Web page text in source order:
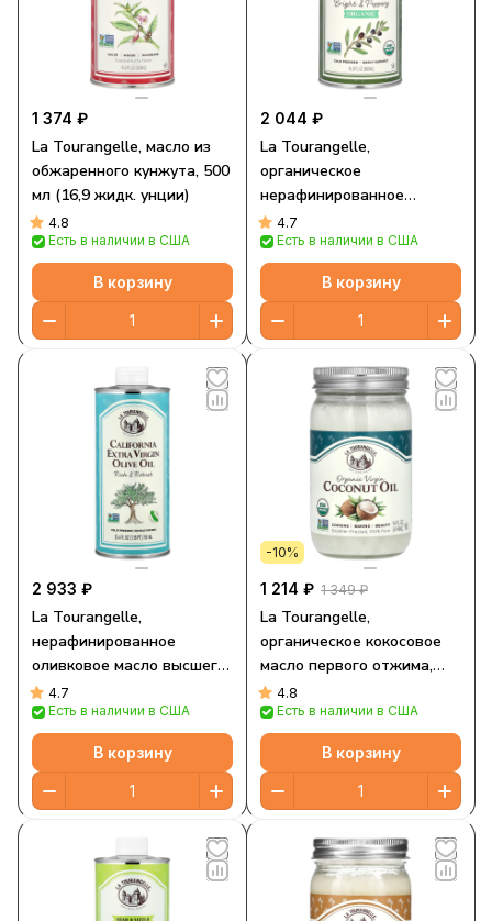
1 374 ₽
La Tourangelle, масло из
обжаренного кунжута, 500
мл (16,9 жидк. унции)
4.8
Есть в наличии в США
В корзину
2 044 ₽
La Tourangelle,
органическое
нерафинированное
оливковое масло высшего
качества, 500 мл (16,9
жидк. унции)
4.7
Есть в наличии в США
В корзину
2 933 ₽
La Tourangelle,
нерафинированное
оливковое масло высшего
качества от California,
насыщенное и крепкое,
750 мл (25,4 жидк. унции)
4.7
Есть в наличии в США
В корзину
-10%
1 214 ₽ 1 349 ₽
La Tourangelle,
органическое кокосовое
масло первого отжима,
414 мл (14 жидк. унций)
4.8
Есть в наличии в США
В корзину